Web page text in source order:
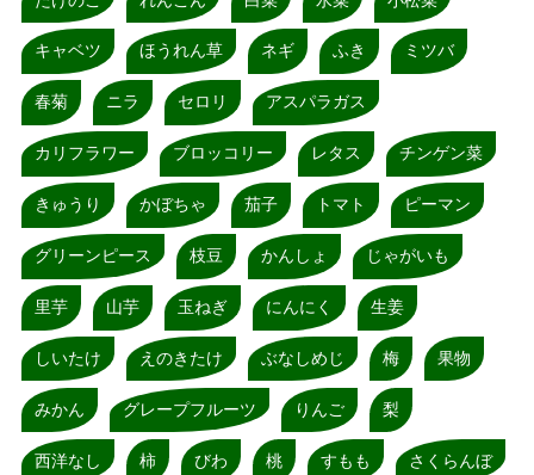
キャベツ ほうれん草 ネギ ふき ミツバ
春菊 ニラ セロリ アスパラガス
カリフラワー ブロッコリー レタス チンゲン菜
きゅうり かぼちゃ 茄子 トマト ピーマン
グリーンピース 枝豆 かんしょ じゃがいも
里芋 山芋 玉ねぎ にんにく 生姜
しいたけ えのきたけ ぶなしめじ 梅 果物
みかん グレープフルーツ りんご 梨
西洋なし 柿 びわ 桃 すもも さくらんぼ